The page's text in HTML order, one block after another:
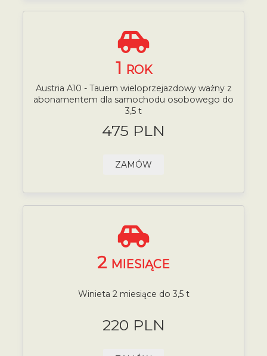
1 ROK
Austria A10 - Tauern wieloprzejazdowy ważny z
abonamentem dla samochodu osobowego do
3,5 t
475 PLN
ZAMÓW
2 MIESIĄCE
Winieta 2 miesiące do 3,5 t
220 PLN